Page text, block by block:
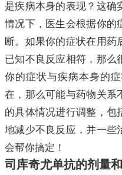
是疾病本身的表现？这确
情况下，医生会根据你的
断。如果你的症状在用药
已知不良反应相符，那么
你的症状与疾病本身的
在，那么可能与药物关系
的具体情况进行调整，包
地减少不良反应，并一些
会帮你搞定！
司库奇尤单抗的剂量